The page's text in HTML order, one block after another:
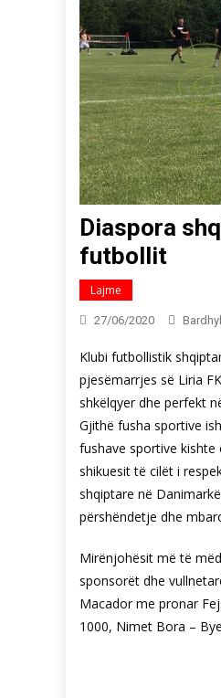
Diaspora
futbollit
Lajme
27/06/2020
Klubi futbollistik
pjesëmarrjes së Liria
shkëlqyer dhe perfekt
Gjithë fusha sportive
fushave sportive
shikuesit të cilët i
shqiptare në
përshëndetje dhe
Mirënjohësit më të
sponsorët dhe
Macador me pronar
1000, Nimet Bora –